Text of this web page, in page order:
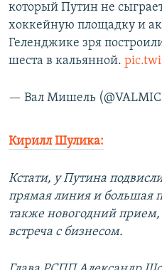
который Путин не
хоккейную площадку и
Геленджике зря
шеста в кальянной.
— Вал Мишель
Кирилл Шулика:
Кстати, у Путина
прямая линия и большая
также новогодний
встреча с бизнесом.